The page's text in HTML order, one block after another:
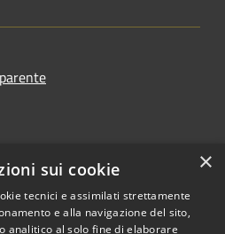
×
sui cookie
tecnici e assimilati strettamente
e alla navigazione del sito,
analitico al solo fine di elaborare